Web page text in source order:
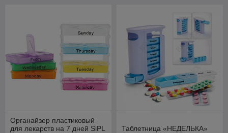
Органайзер пластиковый
для лекарств на 7 дней SiPL
Таблетница «НЕДЕЛЬКА»